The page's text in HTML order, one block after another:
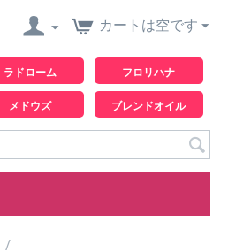
カートは空です
ラドローム フロリハナ
メドウズ ブレンドオイル
/